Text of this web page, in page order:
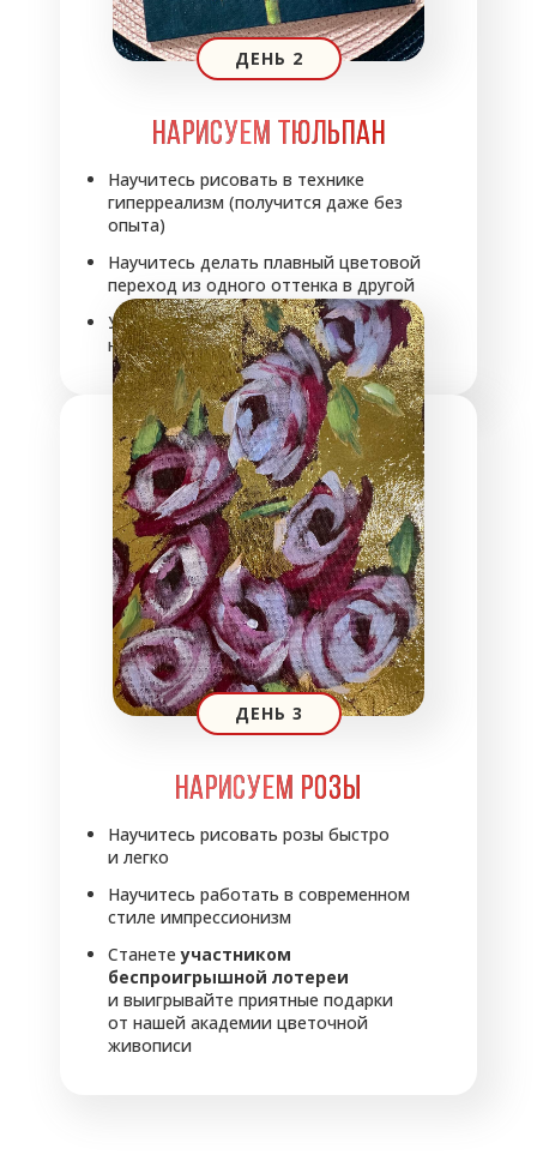
ДЕНЬ 2
НАРИСУЕМ ТЮЛЬПАН
Научитесь рисовать в технике
гиперреализм (получится даже без
опыта)
Научитесь делать плавный цветовой
переход из одного оттенка в другой
Узнаете все секреты заработка
на творчестве
ДЕНЬ 3
НАРИСУЕМ РОЗЫ
Научитесь рисовать розы быстро
и легко
Научитесь работать в современном
стиле импрессионизм
Станете участником
беспроигрышной лотереи
и выигрывайте приятные подарки
от нашей академии цветочной
живописи